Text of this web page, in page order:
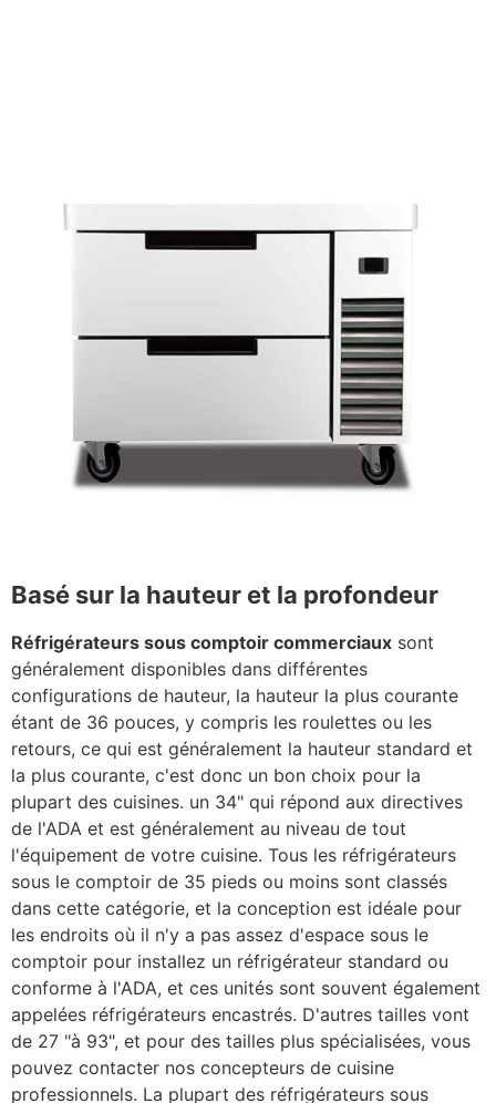
Basé sur la hauteur et la profondeur
Réfrigérateurs sous comptoir commerciaux sont
généralement disponibles dans différentes
configurations de hauteur, la hauteur la plus courante
étant de 36 pouces, y compris les roulettes ou les
retours, ce qui est généralement la hauteur standard et
la plus courante, c'est donc un bon choix pour la
plupart des cuisines. un 34" qui répond aux directives
de l'ADA et est généralement au niveau de tout
l'équipement de votre cuisine. Tous les réfrigérateurs
sous le comptoir de 35 pieds ou moins sont classés
dans cette catégorie, et la conception est idéale pour
les endroits où il n'y a pas assez d'espace sous le
comptoir pour installez un réfrigérateur standard ou
conforme à l'ADA, et ces unités sont souvent également
appelées réfrigérateurs encastrés. D'autres tailles vont
de 27 "à 93", et pour des tailles plus spécialisées, vous
pouvez contacter nos concepteurs de cuisine
professionnels. La plupart des réfrigérateurs sous